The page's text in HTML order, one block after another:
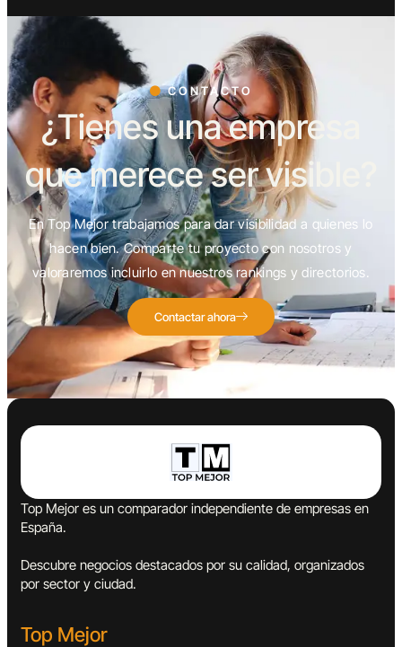
CONTACTO
¿Tienes una empresa
que merece ser visible?
En Top Mejor trabajamos para dar visibilidad a quienes lo
hacen bien. Comparte tu proyecto con nosotros y
valoraremos incluirlo en nuestros rankings y directorios.
Contactar ahora
Top Mejor es un comparador independiente de empresas en
España.
Descubre negocios destacados por su calidad, organizados
por sector y ciudad.
Top Mejor